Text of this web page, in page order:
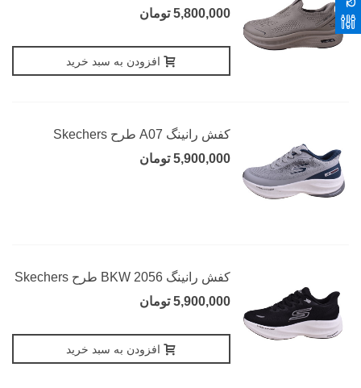
5,800,000 تومان
افزودن به سبد خرید
کفش رانینگ A07 طرح Skechers
5,900,000 تومان
کفش رانینگ 2056 BKW طرح Skechers
5,900,000 تومان
افزودن به سبد خرید